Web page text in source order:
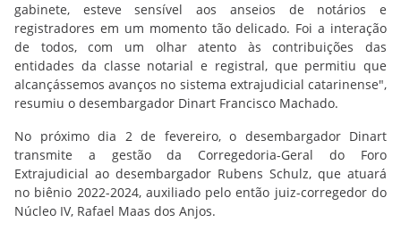
gabinete, esteve sensível aos anseios de notários e
registradores em um momento tão delicado. Foi a interação
de todos, com um olhar atento às contribuições das
entidades da classe notarial e registral, que permitiu que
alcançássemos avanços no sistema extrajudicial catarinense",
resumiu o desembargador Dinart Francisco Machado.
No próximo dia 2 de fevereiro, o desembargador Dinart
transmite a gestão da Corregedoria-Geral do Foro
Extrajudicial ao desembargador Rubens Schulz, que atuará
no biênio 2022-2024, auxiliado pelo então juiz-corregedor do
Núcleo IV, Rafael Maas dos Anjos.